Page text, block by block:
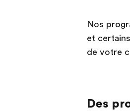
Nos
et
de votre
Des